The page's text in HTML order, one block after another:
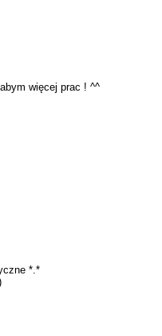
więcej prac ! ^^
*.*